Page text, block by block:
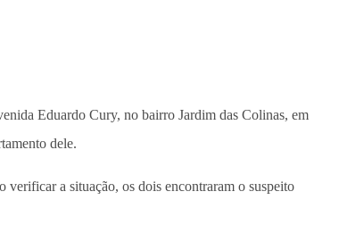
Eduardo Cury, no bairro Jardim das Colinas, em
dele.
a situação, os dois encontraram o suspeito